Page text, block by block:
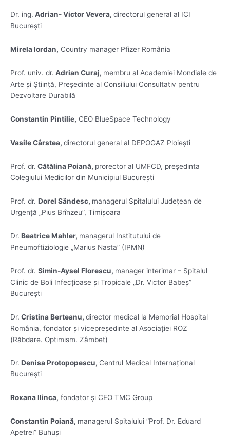
Dr. ing. Adrian- Victor Vevera, directorul general al ICI
București
Mirela Iordan, Country manager Pfizer România
Prof. univ. dr. Adrian Curaj, membru al Academiei Mondiale de
Arte și Știință, Președinte al Consiliului Consultativ pentru
Dezvoltare Durabilă
Constantin Pintilie, CEO BlueSpace Technology
Vasile Cârstea, directorul general al DEPOGAZ Ploiești
Prof. dr. Cătălina Poiană, prorector al UMFCD, președinta
Colegiului Medicilor din Municipiul București
Prof. dr. Dorel Săndesc, managerul Spitalului Județean de
Urgență „Pius Brînzeu”, Timișoara
Dr. Beatrice Mahler, managerul Institutului de
Pneumoftiziologie „Marius Nasta” (IPMN)
Prof. dr. Simin-Aysel Florescu, manager interimar – Spitalul
Clinic de Boli Infecțioase și Tropicale „Dr. Victor Babeș”
București
Dr. Cristina Berteanu, director medical la Memorial Hospital
România, fondator și vicepreședinte al Asociației ROZ
(Răbdare. Optimism. Zâmbet)
Dr. Denisa Protopopescu, Centrul Medical Internațional
București
Roxana Ilinca, fondator și CEO TMC Group
Constantin Poiană, managerul Spitalului ”Prof. Dr. Eduard
Apetrei” Buhuși